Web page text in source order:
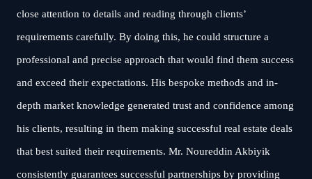
close attention to details and reading through clients’
requirements carefully. By doing this, he could structure a
professional and precise approach that would find them success
and exceed their expectations. His bespoke methods and in-
depth market knowledge generated trust and confidence among
his clients, resulting in them making successful real estate deals
that best suited their requirements. Mr. Noureddin Akbiyik
consistently guarantees successful partnerships by providing